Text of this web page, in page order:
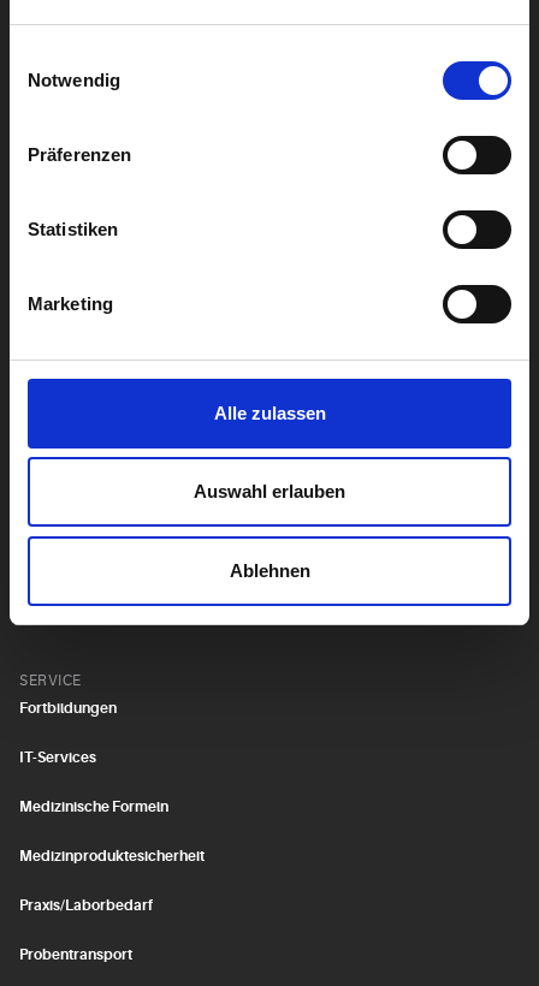
Notwendig
Präferenzen
Statistiken
Marketing
Alle zulassen
Auswahl erlauben
Ablehnen
Gehirn & Nerven
Herz & Kreislauf
Krankenhaus Labormanagement
Genetik
SERVICE
Fortbildungen
IT-Services
Medizinische Formeln
Medizinproduktesicherheit
Praxis/Laborbedarf
Probentransport